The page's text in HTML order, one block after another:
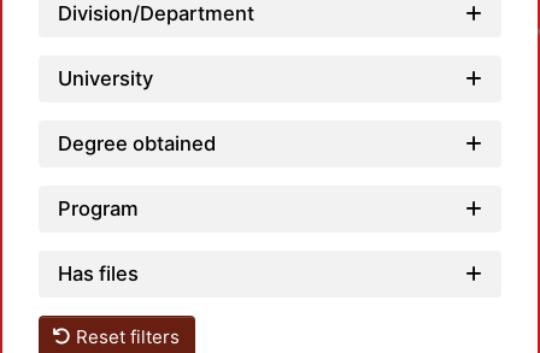
Division/Department
University
Degree obtained
Program
Has files
Reset filters